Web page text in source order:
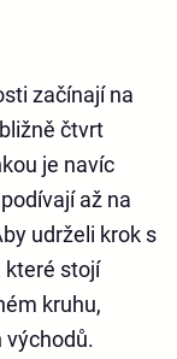
začínají na
čtvrt
je navíc
až na
udrželi krok s
které stojí
kruhu,
východů.